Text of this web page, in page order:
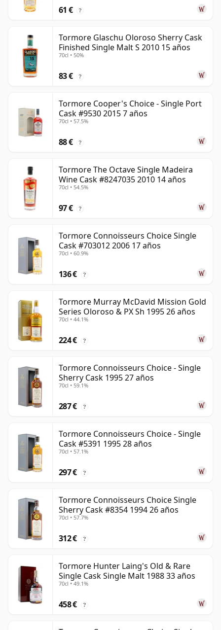
61 € ?
Tormore Glaschu Oloroso Sherry Cask
Finished Single Malt S 2010 15 años
70cl • 50%
83 € ?
Tormore Cooper's Choice - Single Port
Cask #9530 2015 7 años
70cl • 57.5%
88 € ?
Tormore The Octave Single Madeira
Wine Cask #8247035 2010 14 años
70cl • 54.5%
97 € ?
Tormore Connoisseurs Choice Single
Cask #703012 2006 17 años
70cl • 60.9%
136 € ?
Tormore Murray McDavid Mission Gold
Series Oloroso & PX Sh 1995 26 años
70cl • 44.1%
224 € ?
Tormore Connoisseurs Choice - Single
Sherry Cask 1995 27 años
70cl • 59.1%
287 € ?
Tormore Connoisseurs Choice - Single
Cask #5391 1995 28 años
70cl • 57.1%
297 € ?
Tormore Connoisseurs Choice Single
Sherry Cask #8354 1994 26 años
70cl • 57.7%
312 € ?
Tormore Hunter Laing's Old & Rare
Single Cask Single Malt 1988 33 años
70cl • 49.1%
458 € ?